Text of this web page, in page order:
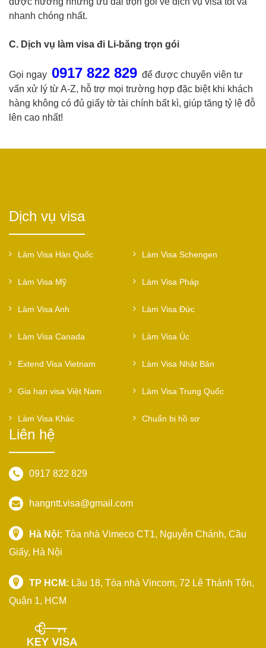
nhanh chóng nhất.
C. Dịch vụ làm visa đi Li-băng trọn gói
Gọi ngay 0917 822 829 để được chuyên viên tư
vấn xử lý từ A-Z, hỗ trợ mọi trường hợp đặc biệt khi khách
hàng không có đủ giấy tờ tài chính bất kì, giúp tăng tỷ lệ đỗ
lên cao nhất!
Dịch vụ visa
Làm Visa Hàn Quốc Làm Visa Schengen
Làm Visa Mỹ Làm Visa Pháp
Làm Visa Anh Làm Visa Đức
Làm Visa Canada Làm Visa Úc
Extend Visa Vietnam Làm Visa Nhật Bản
Gia hạn visa Việt Nam Làm Visa Trung Quốc
Làm Visa Khác Chuẩn bị hồ sơ
Liên hệ
0917 822 829
hangntt.visa@gmail.com
Hà Nội: Tòa nhà Vimeco CT1, Nguyễn Chánh, Cầu
Giấy, Hà Nội
TP HCM: Lầu 18, Tòa nhà Vincom, 72 Lê Thánh Tôn,
Quận 1, HCM